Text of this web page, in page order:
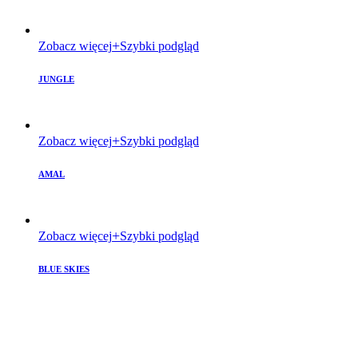
Zobacz więcej Szybki podgląd
JUNGLE
Zobacz więcej Szybki podgląd
AMAL
Zobacz więcej Szybki podgląd
BLUE SKIES